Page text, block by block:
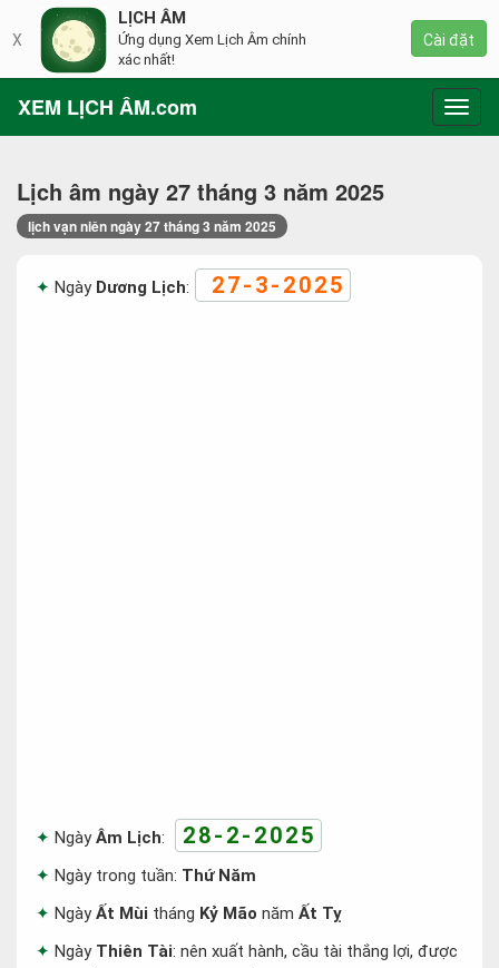
XEM LỊCH ÂM.com
Lịch âm ngày 27 tháng 3 năm 2025
lịch vạn niên ngày 27 tháng 3 năm 2025
Ngày Dương Lịch: 27-3-2025
NgàyÂm Lịch: 28-2-2025
Ngày trong tuần: Thứ Năm
NgàyẤt Mùi tháng Kỷ Mão năm Ất Tỵ
Ngày Thiên Tài: nên xuất hành, cầu tài thắng lợi, được
X
LỊCH ÂM
Ứng dụng Xem Lịch Âm chính
xác nhất!
Cài đặt